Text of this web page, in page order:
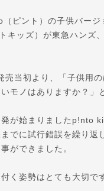
ピント）の子供バージ
キッズ）が東急ハンズ
売当初より、「子供用の
いモノはありますか？」
が始まりましたp!nto
でに試行錯誤を繰り返
ができました 。
く姿勢はとても大切で